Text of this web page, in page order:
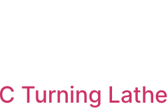
Turning Lathe